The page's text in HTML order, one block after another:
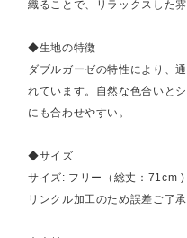
織ることで、リラックスした
◆生地の特徴
ダブルガーゼの特性により、
れています。自然な色合いと
にも合わせやすい。
◆サイズ
サイズ: フリー（総丈：71cm )
リンクル加工のため誤差ご了